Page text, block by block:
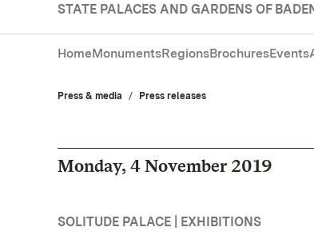
STATE PALACES AND GARDENS OF
HomeMonumentsRegionsBrochuresEvents
Press & media Press releases
Monday, 4 November 2019
SOLITUDE PALACE | EXHIBITIONS